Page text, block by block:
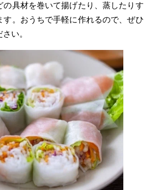
の具材を巻いて揚げたり、蒸したりす
す。おうちで手軽に作れるので、ぜひ
い。